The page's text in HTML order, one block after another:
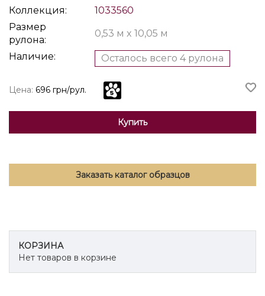
Коллекция:
1033560
Размер
рулона:
0,53 м x 10,05 м
Наличие: Осталось всего 4 рулона
Цена: 696 грн/рул.
Купить
Заказать каталог образцов
КОРЗИНА
Нет товаров в корзине